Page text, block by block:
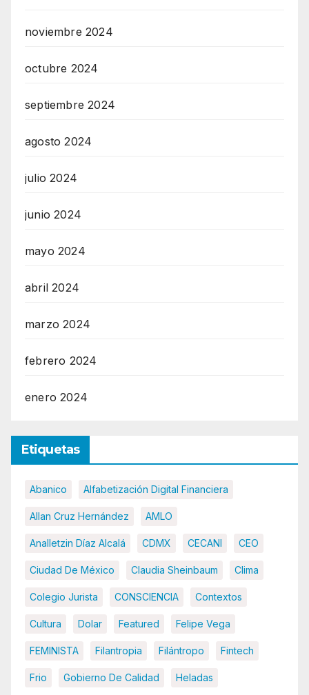
noviembre 2024
octubre 2024
septiembre 2024
agosto 2024
julio 2024
junio 2024
mayo 2024
abril 2024
marzo 2024
febrero 2024
enero 2024
Etiquetas
Abanico Alfabetización Digital Financiera
Allan Cruz Hernández AMLO
Analletzin Díaz Alcalá CDMX CECANI CEO
Ciudad De México Claudia Sheinbaum Clima
Colegio Jurista CONSCIENCIA Contextos
Cultura Dolar Featured Felipe Vega
FEMINISTA Filantropia Filántropo Fintech
Frio Gobierno De Calidad Heladas